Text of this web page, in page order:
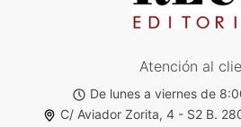
Atención al
De lunes a viernes de
C/ Aviador Zorita, 4 - S2 B.